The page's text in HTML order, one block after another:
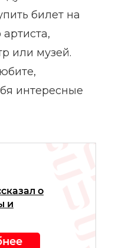
билет на
или музей.
интересные
о
и